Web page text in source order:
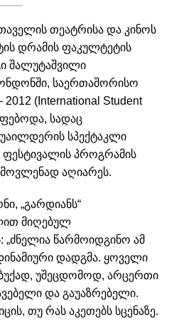
თეატრისა და კინოს
დრამის ფაკულტეტის
შალუტაშვილი
საერთაშორისო
(International Student
სადაც
სპექტაკლი
ფესტივალის პროგრამის
მოვლენად აღიარეს.
„გარდიანს“
მიღებულ
„ძნელია წარმოიდგინო ამ
დადგმა. ყოველი
უშეცდომოდ, არცერთი
და გაუაზრებელი.
თუ რას აკეთებს სცენაზე.